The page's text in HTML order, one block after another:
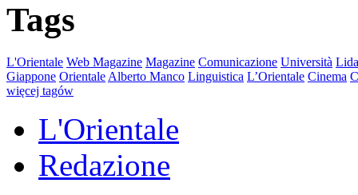
Tags
L'Orientale Web Magazine Magazine Comunicazione Università
Giappone Orientale Alberto Manco Linguistica L’Orientale Cinema
więcej tagów
L'Orientale
Redazione